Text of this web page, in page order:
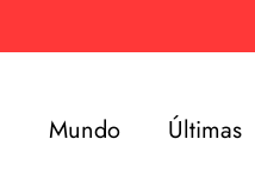
Mundo Últimas